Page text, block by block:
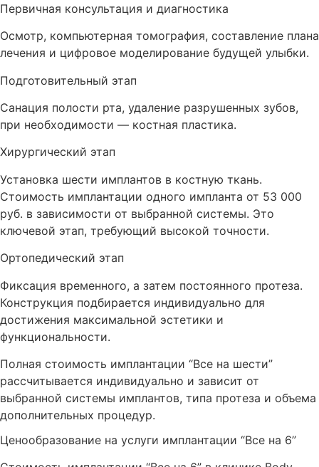
Первичная консультация и диагностика
Осмотр, компьютерная томография, составление плана
лечения и цифровое моделирование будущей улыбки.
Подготовительный этап
Санация полости рта, удаление разрушенных зубов,
при необходимости — костная пластика.
Хирургический этап
Установка шести имплантов в костную ткань.
Стоимость имплантации одного импланта от 53 000
руб. в зависимости от выбранной системы. Это
ключевой этап, требующий высокой точности.
Ортопедический этап
Фиксация временного, а затем постоянного протеза.
Конструкция подбирается индивидуально для
достижения максимальной эстетики и
функциональности.
Полная стоимость имплантации “Все на шести”
рассчитывается индивидуально и зависит от
выбранной системы имплантов, типа протеза и объема
дополнительных процедур.
Ценообразование на услуги имплантации “Все на 6”